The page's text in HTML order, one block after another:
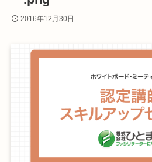
2016年12月30日